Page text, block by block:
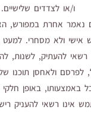
ו/או לצדדים שלישיים.
אם נאמר אחרת במפורש,
אישי ולא מסחרי. למעט
להעתיק, לשנות,
ולאחסן תוכנו
באמצעותו, באופן חלקי
אינו רשאי להעניק